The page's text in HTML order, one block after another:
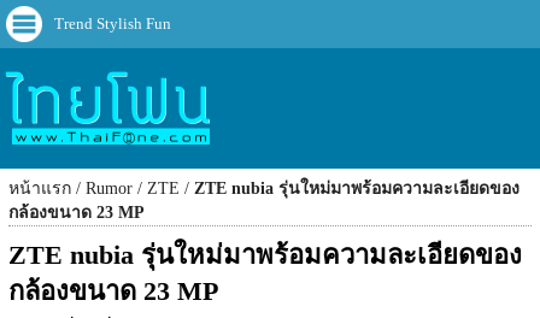
Trend Stylish Fun
หน้าแรก Rumor ZTE
ZTE nubia รุ่นใหม่มาพร้อมความละเอียดของ
กล้องขนาด 23 MP
ZTE nubia รุ่นใหม่มาพร้อมความละเอียดของ
กล้องขนาด 23 MP